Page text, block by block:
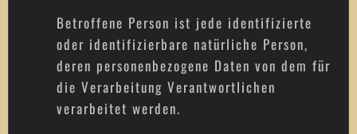
Betroffene Person ist jede identifizierte
oder identifizierbare natürliche Person,
deren personenbezogene Daten von dem für
die Verarbeitung Verantwortlichen
verarbeitet werden.